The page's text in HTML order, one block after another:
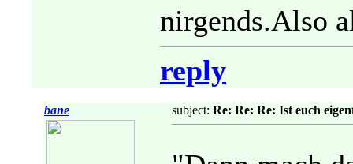
nirgends.Also
reply
bane subject: Re: Re: Re: Ist euch